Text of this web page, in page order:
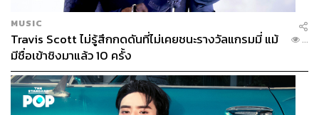
MUSIC
Travis Scott ไม่รู้สึกกดดันที่ไม่เคยชนะรางวัลแกรมมี่ แม้
มีชื่อเข้าชิงมาแล้ว 10 ครั้ง
...